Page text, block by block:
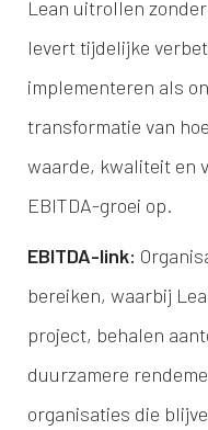
Lean uitrollen
levert tijdelijke
implementeren als
transformatie van
waarde, kwaliteit en
EBITDA-groei op.
EBITDA-link:
bereiken, waarbij
project, behalen
duurzamere
organisaties die